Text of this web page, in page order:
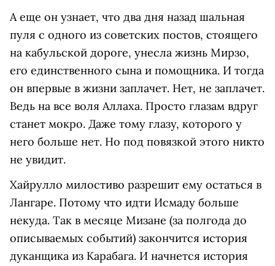
А еще он узнает, что два дня назад шальная
пуля с одного из советских постов, стоящего
на кабульской дороге, унесла жизнь Мирзо,
его единственного сына и помощника. И тогда
он впервые в жизни заплачет. Нет, не заплачет.
Ведь на все воля Аллаха. Просто глазам вдруг
станет мокро. Даже тому глазу, которого у
него больше нет. Но под повязкой этого никто
не увидит.
Хайрулло милостиво разрешит ему остаться в
Лангаре. Потому что идти Исмаду больше
некуда. Так в месяце Мизане (за полгода до
описываемых событий) закончится история
дуканщика из Карабага. И начнется история